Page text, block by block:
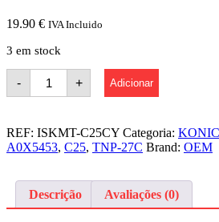
19.90 € IVA Incluido
3 em stock
-
Quantidade
Konica
C25
Azul
Toner
(A0X5453/TNP-
27C)
+ Adicionar
REF: ISKMT-C25CY Categoria:
A0X5453, C25, TNP-27C Brand: OEM
Descrição Avaliações (0)